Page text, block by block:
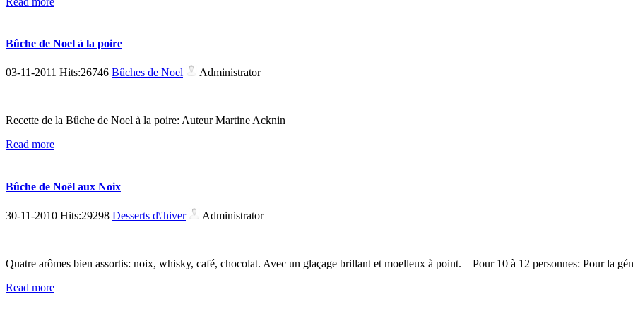
Bûche de Noel à la poire
03-11-2011 Hits:26746 Bûches de Noel Administrator
Recette de la Bûche de Noel à la poire: Auteur Martine Acknin
Read more
Bûche de Noël aux Noix
30-11-2010 Hits:29298 Desserts d\'hiver Administrator
Quatre arômes bien assortis: noix, whisky, café, chocolat. Avec un glaçage brillant et moelleux à point. Pour 10 à 12 personnes: Pour la
Read more